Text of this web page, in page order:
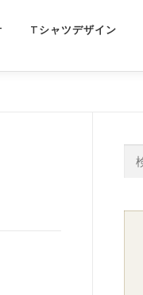
Tシャツデザイン